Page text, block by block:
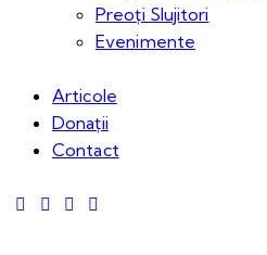
Preoți Slujitori
Evenimente
Articole
Donații
Contact